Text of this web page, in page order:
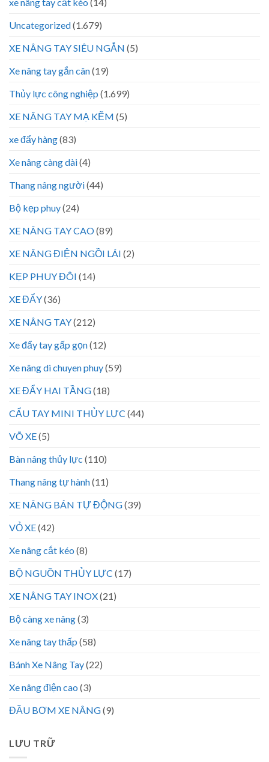
Uncategorized(1.679)
XE NÂNG TAY SIÊU NGẮN (5)
Xe nâng tay gắn cân(19)
Thủy lực công nghiệp (1.699)
XE NÂNG TAY MẠ KẼM (5)
xe đẩy hàng(83)
Xe nâng càng dài(4)
Thang nâng người(44)
Bộ kẹp phuy(24)
XE NÂNG TAY CAO(89)
XE NÂNG ĐIỆN NGỒI LÁI (2)
KẸP PHUY ĐÔI (14)
XE ĐẨY(36)
XE NÂNG TAY(212)
Xe đẩy tay gấp gọn(12)
Xe nâng di chuyen phuy(59)
XE ĐẨY HAI TẦNG(18)
CẨU TAY MINI THỦY LỰC (44)
VÕ XE(5)
Bàn nâng thủy lực (110)
Thang nâng tự hành(11)
XE NÂNG BÁN TỰ ĐỘNG(39)
VỎ XE(42)
Xe nâng cắt kéo (8)
BỘ NGUỒN THỦY LỰC (17)
XE NÂNG TAY INOX(21)
Bộ càng xe nâng(3)
Xe nâng tay thấp (58)
Bánh Xe Nâng Tay(22)
Xe nâng điện cao (3)
ĐẦU BƠM XE NÂNG(9)
LƯU TRỮ